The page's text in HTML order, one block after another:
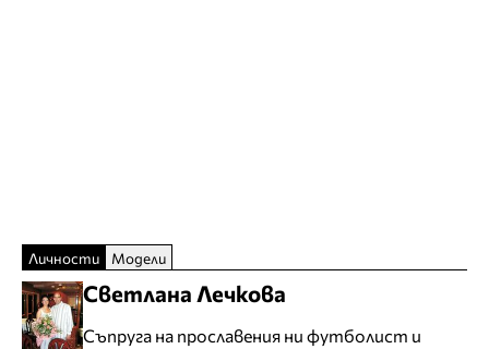
Личности Модели
Светлана Лечкова
Съпруга на прославения ни футболист и